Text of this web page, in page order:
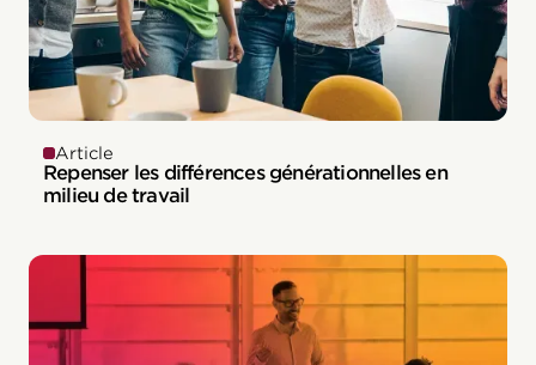
Article
Repenser les différences générationnelles en
milieu de travail